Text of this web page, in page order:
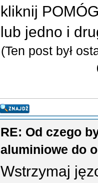
kliknij
lub jedno i
(Ten post był
RE: Od czego
aluminiowe do
Wstrzymaj